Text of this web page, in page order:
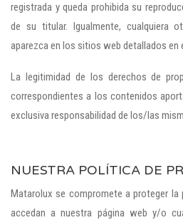
registrada y queda prohibida su
de su titular. Igualmente, cualquiera
aparezca en los sitios web detallados en
La legitimidad de los derechos de
correspondientes a los contenidos
exclusiva responsabilidad de los/las
NUESTRA POLÍTICA DE
Matarolux se compromete a proteger la
accedan a nuestra página web y/o